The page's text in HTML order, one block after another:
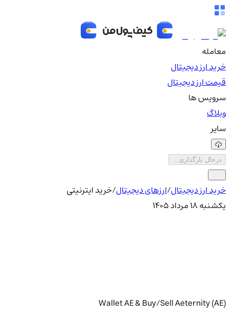
معامله
خرید ارز دیجیتال
قیمت ارز دیجیتال
سرویس ها
وبلاگ
سایر
درحال بارگذاری...
خرید ارز دیجیتال/ارزهای دیجیتال/خرید ایترنیتی
یکشنبه ۱۸ مرداد ۱۴۰۵
Wallet AE & Buy/Sell Aeternity (AE)